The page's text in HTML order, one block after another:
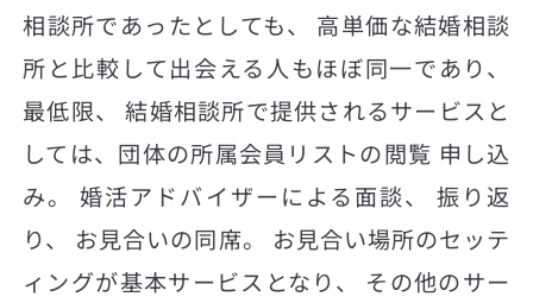
相談所であったとしても、 高単価な結婚相談
所と比較して出会える人もほぼ同一であり、
最低限、 結婚相談所で提供されるサービスと
しては、団体の所属会員リストの閲覧 申し込
み。 婚活アドバイザーによる面談、 振り返
り、 お見合いの同席。 お見合い場所のセッテ
ィングが基本サービスとなり、 その他のサー